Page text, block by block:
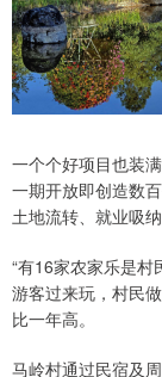
一个个好项目也装
一期开放即创造数
土地流转、就业吸
“有16家农家乐是村
游客过来玩，村民
比一年高。
马岭村通过民宿及